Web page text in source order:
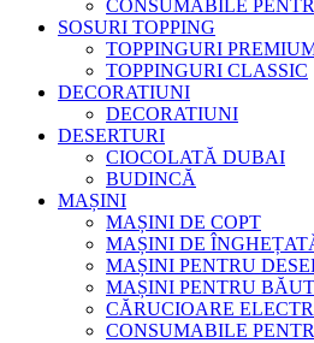
CONSUMABILE
SOSURI TOPPING
TOPPINGURI
TOPPINGURI CLASSIC
DECORATIUNI
DECORATIUNI
DESERTURI
CIOCOLATĂ DUBAI
BUDINCĂ
MAȘINI
MAȘINI DE COPT
MAȘINI DE
MAȘINI PENTRU
MAȘINI PENTRU
CĂRUCIOARE
CONSUMABILE